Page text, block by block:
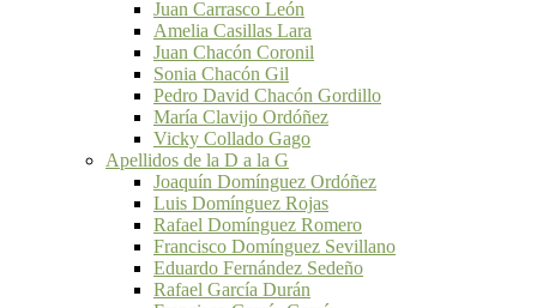
Juan Carrasco León
Amelia Casillas Lara
Juan Chacón Coronil
Sonia Chacón Gil
Pedro David Chacón Gordillo
María Clavijo Ordóñez
Vicky Collado Gago
Apellidos de la D a la G
Joaquín Domínguez Ordóñez
Luis Domínguez Rojas
Rafael Domínguez Romero
Francisco Domínguez Sevillano
Eduardo Fernández Sedeño
Rafael García Durán